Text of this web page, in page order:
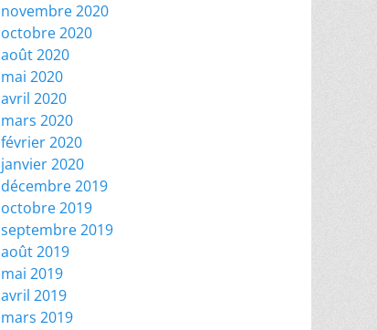
novembre 2020
octobre 2020
août 2020
mai 2020
avril 2020
mars 2020
février 2020
janvier 2020
décembre 2019
octobre 2019
septembre 2019
août 2019
mai 2019
avril 2019
mars 2019